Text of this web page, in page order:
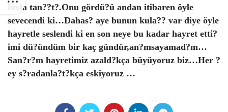
luyla tan??t?.Onu gördü?ü andan itibaren öyle
sevecendi ki…Dahas? aye bunun kula?? var diye öyle
hayretle seslendi ki en son neye bu kadar hayret etti?
imi dü?ündüm bir kaç gündür,an?msayamad?m…
San?r?m hayretimiz azald?kça büyüyoruz biz…Her ?
ey s?radanla?t?kça eskiyoruz …